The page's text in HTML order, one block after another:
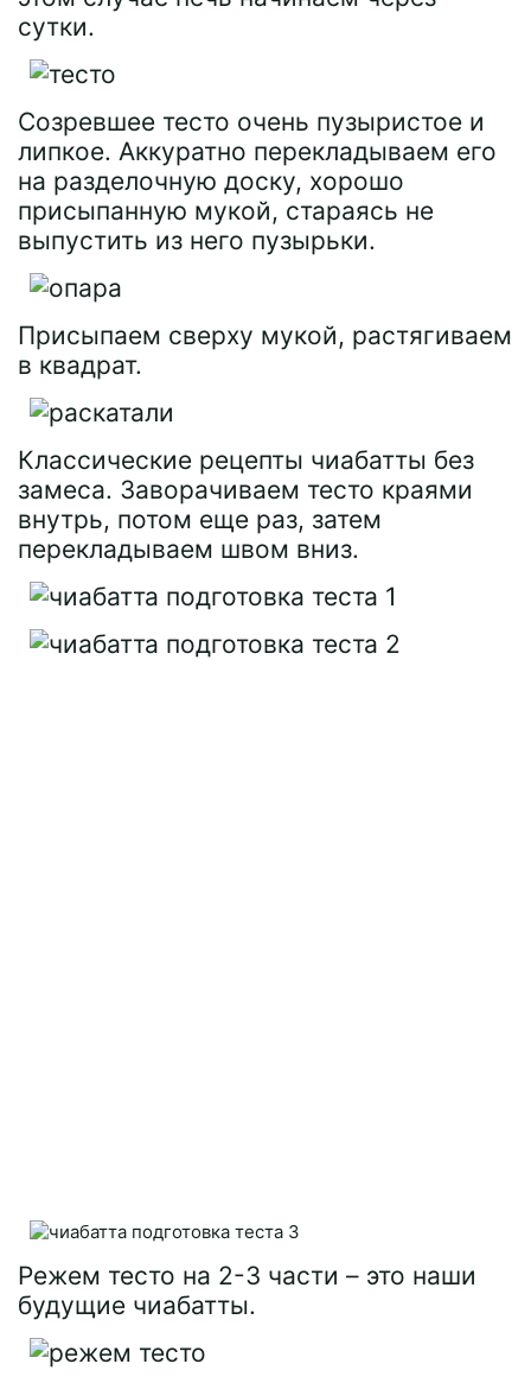
сутки.
Созревшее тесто очень пузыристое и
липкое. Аккуратно перекладываем его
на разделочную доску, хорошо
присыпанную мукой, стараясь не
выпустить из него пузырьки.
Присыпаем сверху мукой, растягиваем
в квадрат.
Классические рецепты чиабатты без
замеса. Заворачиваем тесто краями
внутрь, потом еще раз, затем
перекладываем швом вниз.
Режем тесто на 2-3 части – это наши
будущие чиабатты.